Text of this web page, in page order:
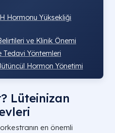
Hormonu Yüksekliği
ve Klinik Önemi
Tedavi Yöntemleri
Hormon Yönetimi
Lüteinizan
en önemli